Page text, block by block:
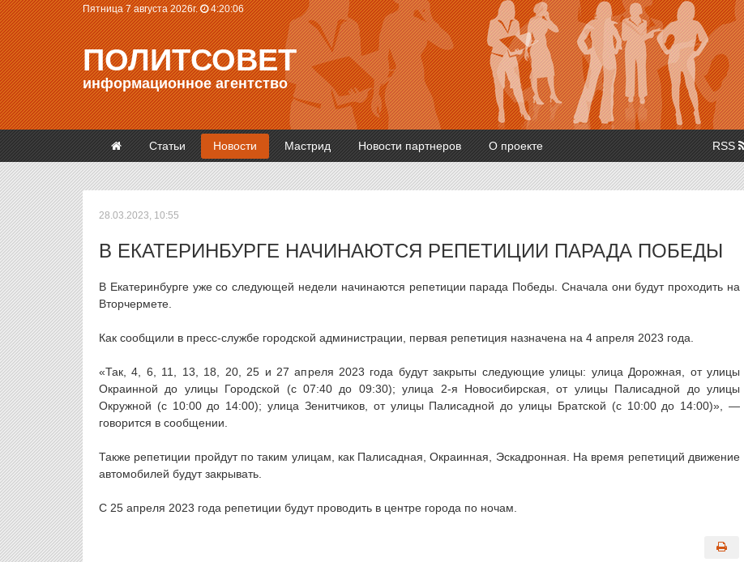
Пятница 7 августа 2026г. 4:20:06
ПОЛИТСОВЕТ
информационное агентство
Статьи Новости Мастрид Новости партнеров О проекте RSS
28.03.2023, 10:55
В ЕКАТЕРИНБУРГЕ НАЧИНАЮТСЯ РЕПЕТИЦИИ ПАРАДА ПОБЕДЫ
В Екатеринбурге уже со следующей недели начинаются репетиции парада Победы. Сначала они будут проходить на
Вторчермете.
Как сообщили в пресс-службе городской администрации, первая репетиция назначена на 4 апреля 2023 года.
«Так, 4, 6, 11, 13, 18, 20, 25 и 27 апреля 2023 года будут закрыты следующие улицы: улица Дорожная, от улицы
Окраинной до улицы Городской (с 07:40 до 09:30); улица 2-я Новосибирская, от улицы Палисадной до улицы
Окружной (с 10:00 до 14:00); улица Зенитчиков, от улицы Палисадной до улицы Братской (с 10:00 до 14:00)», —
говорится в сообщении.
Также репетиции пройдут по таким улицам, как Палисадная, Окраинная, Эскадронная. На время репетиций движение
автомобилей будут закрывать.
С 25 апреля 2023 года репетиции будут проводить в центре города по ночам.